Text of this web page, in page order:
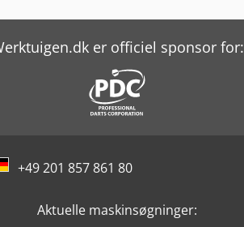
er officiel sponsor for:
+49 201 857 861 80
Aktuelle maskinsøgninger: